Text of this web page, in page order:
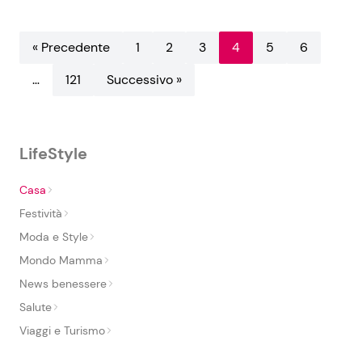
« Precedente 1 2 3 4 5
6
…
121 Successivo »
LifeStyle
Casa
Festività
Moda e Style
Mondo Mamma
News benessere
Salute
Viaggi e Turismo